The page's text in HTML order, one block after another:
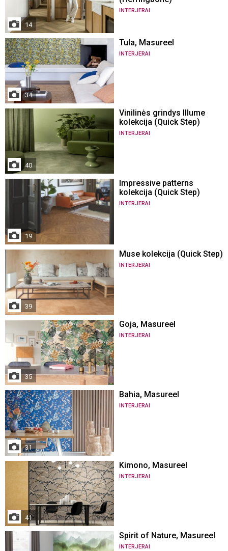
14
INTERJERAI
34
Tula, Masureel
INTERJERAI
40
Vinilinės grindys Illume
kolekcija (Quick Step)
INTERJERAI
19
Impressive patterns
kolekcija (Quick Step)
INTERJERAI
39
Muse kolekcija (Quick Step)
INTERJERAI
35
Goja, Masureel
INTERJERAI
31
Bahia, Masureel
INTERJERAI
41
Kimono, Masureel
INTERJERAI
Spirit of Nature, Masureel
INTERJERAI